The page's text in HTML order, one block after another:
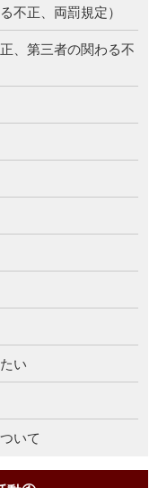
不正、両罰規定）
、第三者の関わる不
い
いて